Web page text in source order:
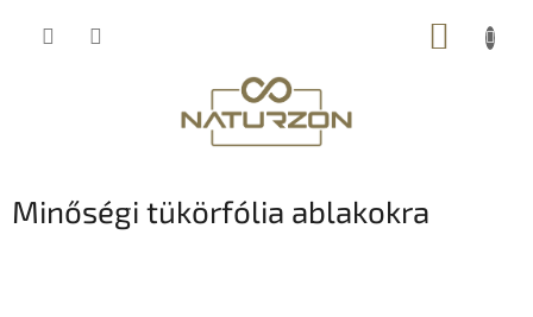
KOSÁR
Minőségi tükörfólia ablakokra